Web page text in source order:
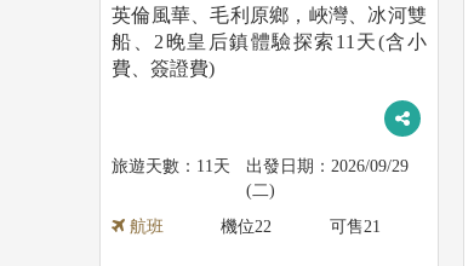
英倫風華、毛利原鄉，峽灣、冰河雙
船、2晚皇后鎮體驗探索11天(含小
費、簽證費)
11天
2026/09/29
(二)
航班
機位22 可售21